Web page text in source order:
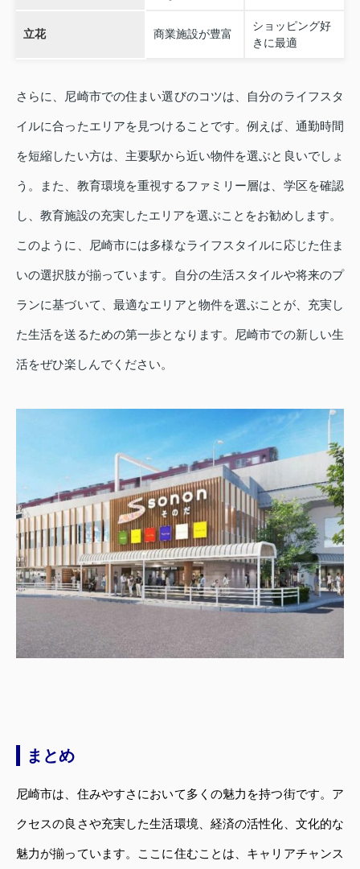
立花 商業施設が豊富
ショッピング好
きに最適
さらに、尼崎市での住まい選びのコツは、自分のライフスタ
イルに合ったエリアを見つけることです。例えば、通勤時間
を短縮したい方は、主要駅から近い物件を選ぶと良いでしょ
う。また、教育環境を重視するファミリー層は、学区を確認
し、教育施設の充実したエリアを選ぶことをお勧めします。
このように、尼崎市には多様なライフスタイルに応じた住ま
いの選択肢が揃っています。自分の生活スタイルや将来のプ
ランに基づいて、最適なエリアと物件を選ぶことが、充実し
た生活を送るための第一歩となります。尼崎市での新しい生
活をぜひ楽しんでください。
まとめ
尼崎市は、住みやすさにおいて多くの魅力を持つ街です。ア
クセスの良さや充実した生活環境、経済の活性化、文化的な
魅力が揃っています。ここに住むことは、キャリアチャンス